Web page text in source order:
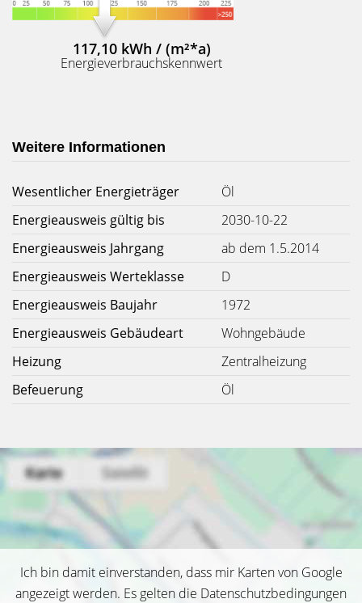
117,10 kWh / (m²*a)
Energieverbrauchskennwert
Weitere Informationen
Wesentlicher Energieträger
Öl
Energieausweis gültig bis
2030-10-22
Energieausweis Jahrgang
ab dem 1.5.2014
Energieausweis Werteklasse
D
Energieausweis Baujahr
1972
Energieausweis Gebäudeart
Wohngebäude
Heizung
Zentralheizung
Befeuerung
Öl
Ich bin damit einverstanden, dass mir Karten von Google
angezeigt werden. Es gelten die Datenschutzbedingungen